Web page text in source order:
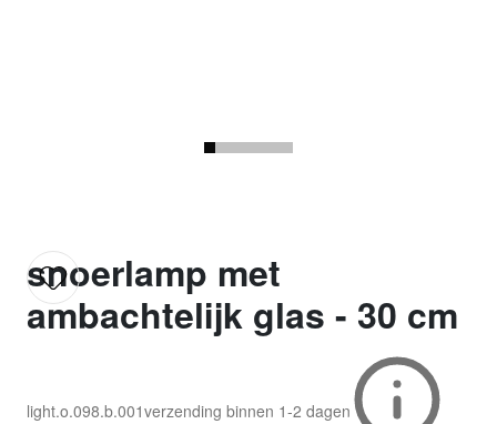
snoerlamp met
ambachtelijk glas - 30 cm
light.o.098.b.001verzending binnen 1-2 dagen